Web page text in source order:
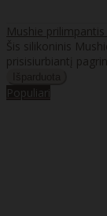
Mushie
Šis silikoninis
prisisiurbiantį
Populiari